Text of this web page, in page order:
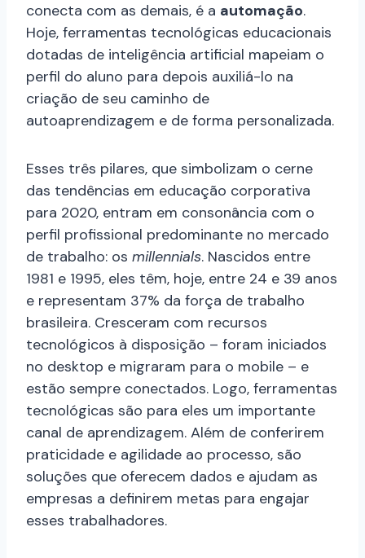
conecta com as demais, é a automação.
Hoje, ferramentas tecnológicas educacionais
dotadas de inteligência artificial mapeiam o
perfil do aluno para depois auxiliá-lo na
criação de seu caminho de
autoaprendizagem e de forma personalizada.
Esses três pilares, que simbolizam o cerne
das tendências em educação corporativa
para 2020, entram em consonância com o
perfil profissional predominante no mercado
de trabalho: os millennials. Nascidos entre
1981 e 1995, eles têm, hoje, entre 24 e 39 anos
e representam 37% da força de trabalho
brasileira. Cresceram com recursos
tecnológicos à disposição – foram iniciados
no desktop e migraram para o mobile – e
estão sempre conectados. Logo, ferramentas
tecnológicas são para eles um importante
canal de aprendizagem. Além de conferirem
praticidade e agilidade ao processo, são
soluções que oferecem dados e ajudam as
empresas a definirem metas para engajar
esses trabalhadores.